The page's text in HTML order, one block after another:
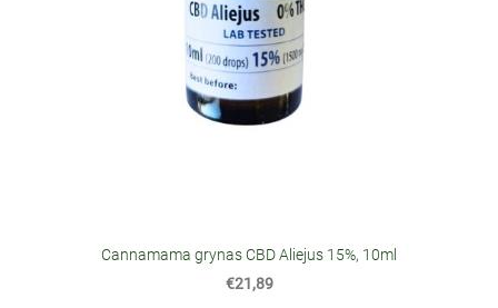
Cannamama grynas CBD Aliejus 15%, 10ml
€21,89